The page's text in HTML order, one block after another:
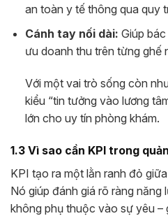
an toàn y tế thông qua quy
Cánh tay nối dài: Giúp
ưu doanh thu trên từng ghế
Với một vai trò sống còn
kiểu “tin tưởng vào lương
lớn cho uy tín phòng khám.
1.3 Vì sao cần KPI trong
KPI tạo ra một lằn ranh đỏ
Nó giúp đánh giá rõ ràng năng
không phụ thuộc vào sự yêu –